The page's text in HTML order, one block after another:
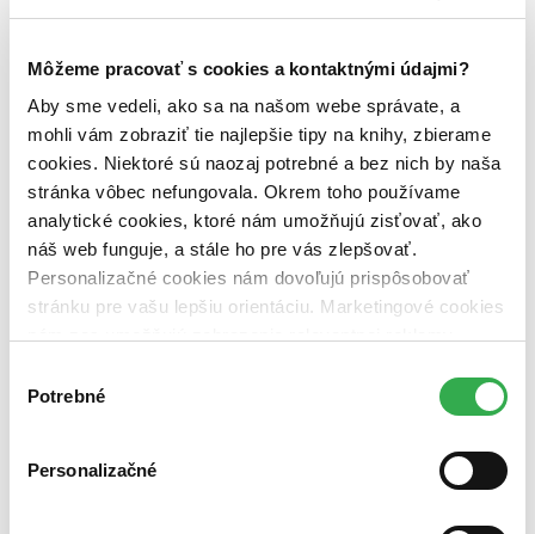
Môžeme pracovať s cookies a kontaktnými údajmi?
Aby sme vedeli, ako sa na našom webe správate, a
mohli vám zobraziť tie najlepšie tipy na knihy, zbierame
cookies. Niektoré sú naozaj potrebné a bez nich by naša
stránka vôbec nefungovala. Okrem toho používame
analytické cookies, ktoré nám umožňujú zisťovať, ako
náš web funguje, a stále ho pre vás zlepšovať.
Personalizačné cookies nám dovoľujú prispôsobovať
stránku pre vašu lepšiu orientáciu. Marketingové cookies
nám pomohlo, keby sme mohli používať všetky tieto
súhlasu
Potrebné
Personalizačné
predpredaj (0 titulov)predpredaj
dostupná (bez vypredaných) (0 titulov)dostupná (bez
vypredaných)
Nové / čítané
nová (0 titulov)nová
čítaná (0 titulov)čítaná
čítaná - výborný stav (0 titulov)čítaná - výborný stav
čítaná - mierne opotrebovaná (0 titulov)čítaná - mierne
čítané verzie vypredaných kníh (0 titulov)čítané verzie
vypredaných kníh